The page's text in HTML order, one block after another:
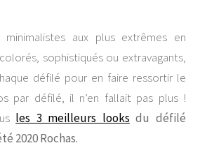
aux plus extrêmes en
sophistiqués ou extravagants,
défilé pour en faire ressortir le
par défilé, il n’en fallait pas plus !
les 3 meilleurs looks du défilé
2020 Rochas.